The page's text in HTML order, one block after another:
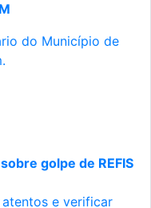
do Município de
golpe de REFIS
e verificar